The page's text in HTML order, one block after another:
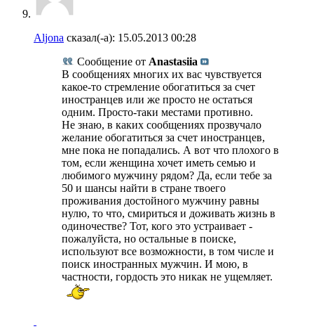
Aljona сказал(-а): 15.05.2013 00:28
Сообщение от Anastasiia
В сообщениях многих их вас чувствуется
какое-то стремление обогатиться за счет
иностранцев или же просто не остаться
одним. Просто-таки местами противно.
Не знаю, в каких сообщениях прозвучало
желание обогатиться за счет иностранцев,
мне пока не попадались. А вот что плохого в
том, если женщина хочет иметь семью и
любимого мужчину рядом? Да, если тебе за
50 и шансы найти в стране твоего
проживания достойного мужчину равны
нулю, то что, смириться и доживать жизнь в
одиночестве? Тот, кого это устраивает -
пожалуйста, но остальные в поиске,
используют все возможности, в том числе и
поиск иностранных мужчин. И мою, в
частности, гордость это никак не ущемляет.